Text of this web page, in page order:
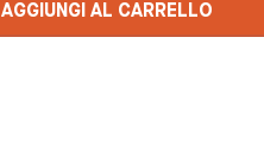
AGGIUNGI AL CARRELLO